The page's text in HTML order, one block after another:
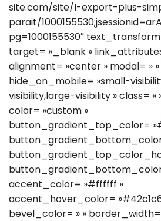
site.com/site/l-export-plus-
parait/
pg=1000155530″
target= »_blank »
alignment= »center » modal= » »
hide_on_mobile= »small-
visibility,large-visibility » class= »
color= »custom »
button_gradient_top_color=
accent_color= »#ffffff »
accent_hover_color=
bevel_color= » » border_width=